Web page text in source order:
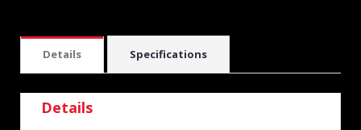
Details Specifications
Details